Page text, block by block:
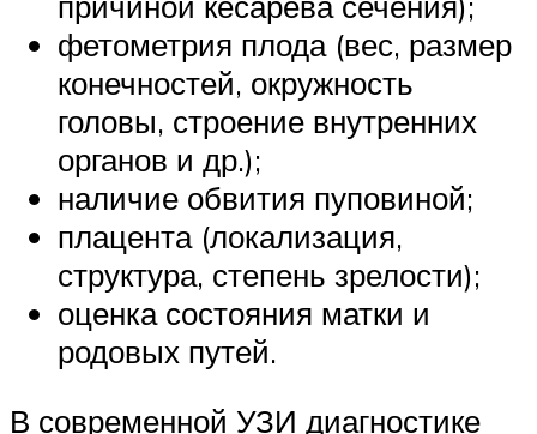
фетометрия плода (вес, размер
конечностей, окружность
головы, строение внутренних
органов и др.);
наличие обвития пуповиной;
плацента (локализация,
структура, степень зрелости);
оценка состояния матки и
родовых путей.
В современной УЗИ диагностике